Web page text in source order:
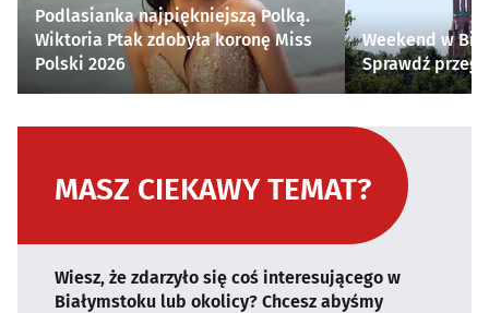
Podlasianka najpiękniejszą Polką.
Wiktoria Ptak zdobyła koronę Miss
Polski 2026
Weekend w
Sprawdź
MASZ CIEKAWY TEMAT?
Wiesz, że zdarzyło się coś interesującego w
Białymstoku lub okolicy? Chcesz abyśmy